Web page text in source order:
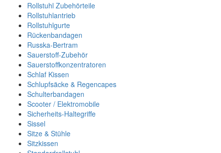
Rollstuhl Zubehörteile
Rollstuhlantrieb
Rollstuhlgurte
Rückenbandagen
Russka-Bertram
Sauerstoff-Zubehör
Sauerstoffkonzentratoren
Schlaf Kissen
Schlupfsäcke & Regencapes
Schulterbandagen
Scooter / Elektromobile
Sicherheits-Haltegriffe
Sissel
Sitze & Stühle
Sitzkissen